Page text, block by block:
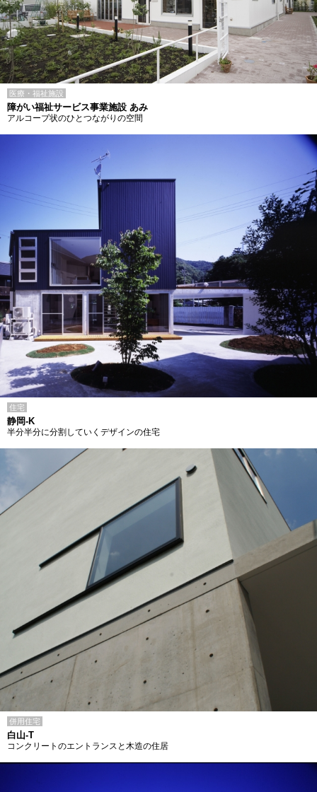
医療・福祉施設
障がい福祉サービス事業施設 あみ
アルコーブ状のひとつながりの空間
住宅
静岡-K
半分半分に分割していくデザインの住宅
併用住宅
白山-T
コンクリートのエントランスと木造の住居